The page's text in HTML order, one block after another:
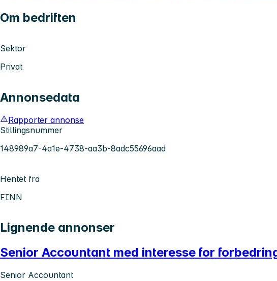
Om bedriften
Sektor
Privat
Annonsedata
Rapporter annonse
Stillingsnummer
148989a7-4a1e-4738-aa3b-8adc55696aad
Hentet fra
FINN
Lignende annonser
Senior Accountant med interesse for
Senior Accountant